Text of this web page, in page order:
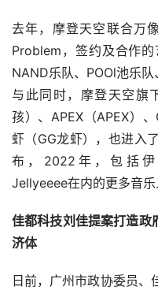
去年，摩登天空联合万
Problem，签约及合作
NAND乐队、POOl池乐队
与此同时，摩登天空
孩）、APEX（APEX）
虾（GG龙虾），也进入
布，2022年，包括伊
Jellyeeee在内的更多音乐
佳都科技刘佳提案打造政
济体
日前，广州市政协委员